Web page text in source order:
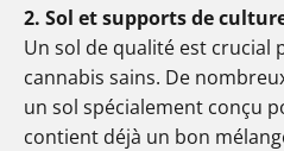
2. Sol et supports de
Un sol de qualité est crucial
cannabis sains. De
un sol spécialement conçu
contient déjà un bon